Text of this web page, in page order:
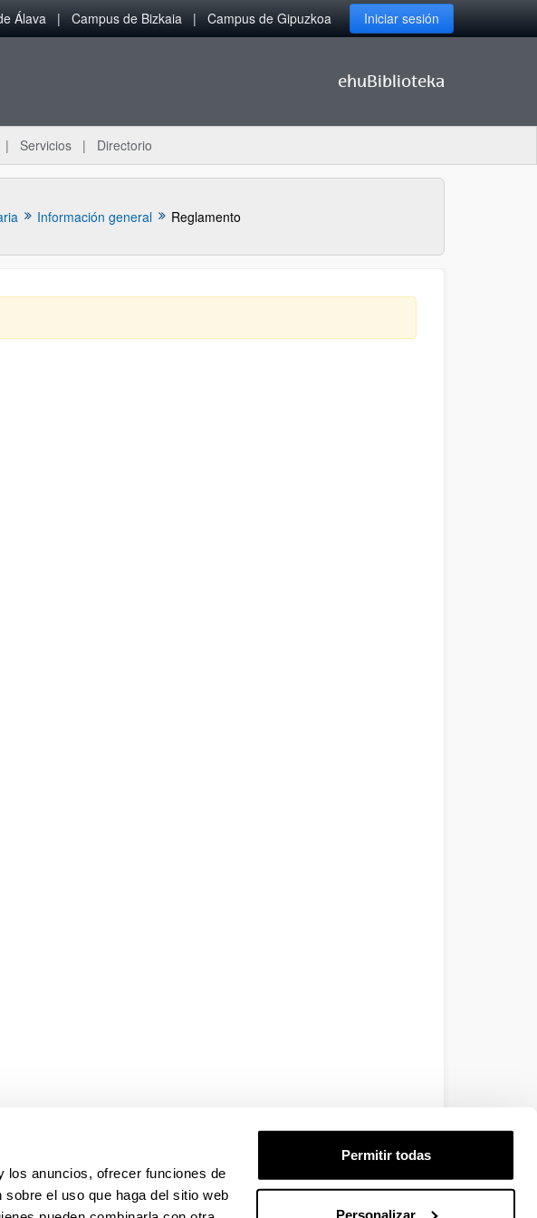
los anuncios, ofrecer funciones de
el uso que haga del sitio web
Permitir todas
Personalizar
Álava Campus de Bizkaia Campus de Gipuzkoa Iniciar sesión
ehuBiblioteka
Servicios Directorio
Información general Reglamento